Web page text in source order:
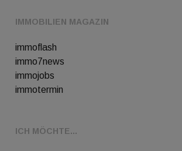
IMMOBILIEN MAGAZIN
immoflash
immo7news
immojobs
immotermin
ICH MÖCHTE...